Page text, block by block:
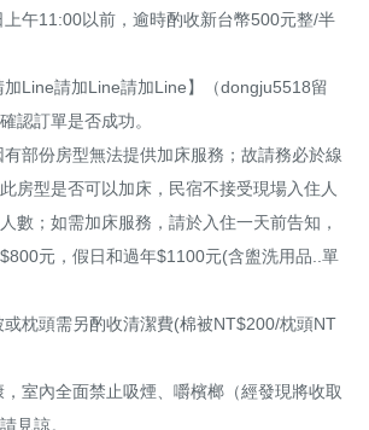
認訂單是否成功。
房型是否可以加床，民宿不接受現場入住人
數；如需加床服務，請於入住一天前告知，
元，假日和過年$1100元(含盥洗用品..單
見諒。